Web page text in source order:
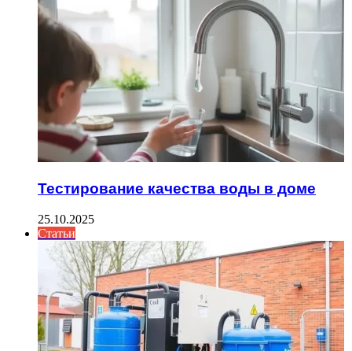
Тестирование качества воды в доме
25.10.2025
Статьи